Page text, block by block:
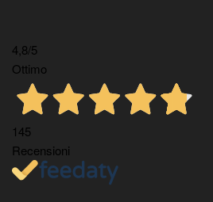
4,8/5
Ottimo
145
Recensioni